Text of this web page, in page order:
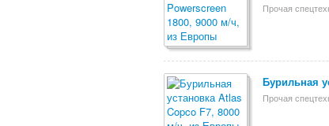
Прочая
Бурильная
Прочая